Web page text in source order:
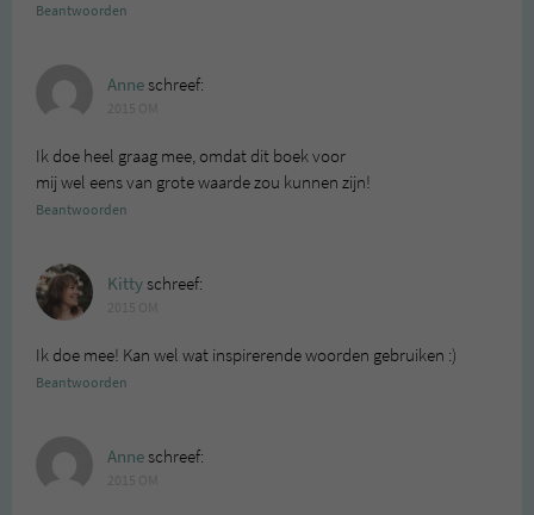
Beantwoorden
Anneschreef:
Ik doe heel graag mee, omdat dit boek voor
mij wel eens van grote waarde zou kunnen zijn!
Beantwoorden
Kittyschreef:
Ik doe mee! Kan wel wat inspirerende woorden gebruiken :)
Beantwoorden
Anneschreef: